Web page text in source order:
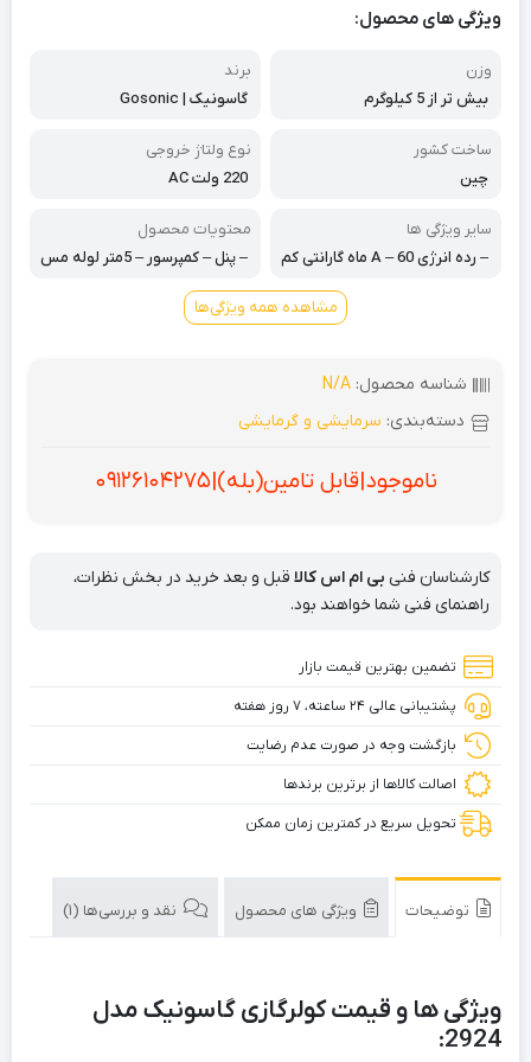
ویژگی های محصول:
وزن
بیش تر از 5 کیلوگرم
برند
گاسونیک | Gosonic
ساخت کشور
چین
نوع ولتاژ خروجی
220 ولت AC
سایر ویژگی ها
– رده انرژی A – 60 ماه گارانتی کم
محتویات محصول
– پنل – کمپرسور – 5متر لوله مس
مشاهده همه ویژگی‌ها
شناسه محصول: N/A
دسته‌بندی: سرمایشی و گرمایشی
ناموجود|قابل تامین(بله)|09126104275
کارشناسان فنی بی ام اس کالا قبل و بعد خرید در بخش نظرات،
راهنمای فنی شما خواهند بود.
تضمین بهترین قیمت بازار
پشتیبانی عالی ۲۴ ساعته، ۷ روز هفته
بازگشت وجه در صورت عدم رضایت
اصالت کالاها از برترین برندها
تحویل سریع در کمترین زمان ممکن
توضیحات ویژگی های محصول نقد و بررسی‌ها (1)
ویژگی ها و قیمت کولرگازی گاسونیک مدل
2924: